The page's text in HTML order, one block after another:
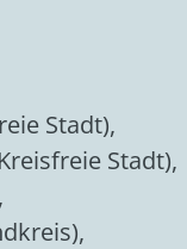
Stadt),
Stadt),
,
,